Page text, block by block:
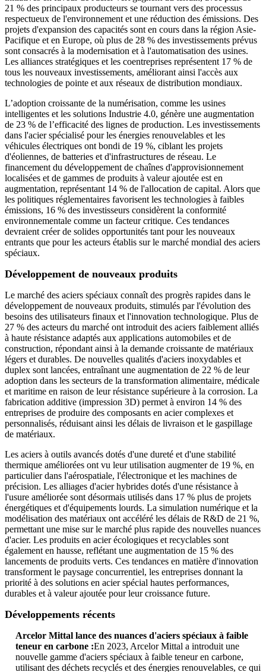
21 % des principaux producteurs se tournant vers des processus
respectueux de l'environnement et une réduction des émissions. Des
projets d'expansion des capacités sont en cours dans la région Asie-
Pacifique et en Europe, où plus de 28 % des investissements prévus
sont consacrés à la modernisation et à l'automatisation des usines.
Les alliances stratégiques et les coentreprises représentent 17 % de
tous les nouveaux investissements, améliorant ainsi l'accès aux
technologies de pointe et aux réseaux de distribution mondiaux.
L’adoption croissante de la numérisation, comme les usines
intelligentes et les solutions Industrie 4.0, génère une augmentation
de 23 % de l’efficacité des lignes de production. Les investissements
dans l'acier spécialisé pour les énergies renouvelables et les
véhicules électriques ont bondi de 19 %, ciblant les projets
d'éoliennes, de batteries et d'infrastructures de réseau. Le
financement du développement de chaînes d'approvisionnement
localisées et de gammes de produits à valeur ajoutée est en
augmentation, représentant 14 % de l'allocation de capital. Alors que
les politiques réglementaires favorisent les technologies à faibles
émissions, 16 % des investisseurs considèrent la conformité
environnementale comme un facteur critique. Ces tendances
devraient créer de solides opportunités tant pour les nouveaux
entrants que pour les acteurs établis sur le marché mondial des aciers
spéciaux.
Développement de nouveaux produits
Le marché des aciers spéciaux connaît des progrès rapides dans le
développement de nouveaux produits, stimulés par l'évolution des
besoins des utilisateurs finaux et l'innovation technologique. Plus de
27 % des acteurs du marché ont introduit des aciers faiblement alliés
à haute résistance adaptés aux applications automobiles et de
construction, répondant ainsi à la demande croissante de matériaux
légers et durables. De nouvelles qualités d'aciers inoxydables et
duplex sont lancées, entraînant une augmentation de 22 % de leur
adoption dans les secteurs de la transformation alimentaire, médicale
et maritime en raison de leur résistance supérieure à la corrosion. La
fabrication additive (impression 3D) permet à environ 14 % des
entreprises de produire des composants en acier complexes et
personnalisés, réduisant ainsi les délais de livraison et le gaspillage
de matériaux.
Les aciers à outils avancés dotés d'une dureté et d'une stabilité
thermique améliorées ont vu leur utilisation augmenter de 19 %, en
particulier dans l'aérospatiale, l'électronique et les machines de
précision. Les alliages d'acier hybrides dotés d'une résistance à
l'usure améliorée sont désormais utilisés dans 17 % plus de projets
énergétiques et d'équipements lourds. La simulation numérique et la
modélisation des matériaux ont accéléré les délais de R&D de 21 %,
permettant une mise sur le marché plus rapide des nouvelles nuances
d'acier. Les produits en acier écologiques et recyclables sont
également en hausse, reflétant une augmentation de 15 % des
lancements de produits verts. Ces tendances en matière d'innovation
transforment le paysage concurrentiel, les entreprises donnant la
priorité à des solutions en acier spécial hautes performances,
durables et à valeur ajoutée pour leur croissance future.
Développements récents
Arcelor Mittal lance des nuances d'aciers spéciaux à faible
teneur en carbone :En 2023, Arcelor Mittal a introduit une
nouvelle gamme d'aciers spéciaux à faible teneur en carbone,
utilisant des déchets recyclés et des énergies renouvelables, ce qui